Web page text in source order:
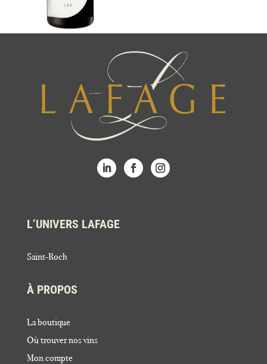
L’UNIVERS LAFAGE
Saint-Roch
À PROPOS
La boutique
Où trouver nos vins
Mon compte